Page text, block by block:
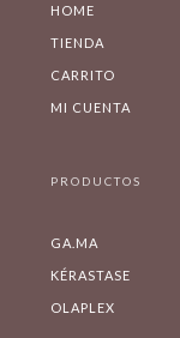
HOME
TIENDA
CARRITO
MI CUENTA
PRODUCTOS
GA.MA
KÉRASTASE
OLAPLEX